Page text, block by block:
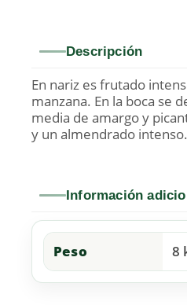
Descripción
En nariz es frutado
manzana. En la boca se
media de amargo y
y un almendrado intenso.
Información
Peso 8